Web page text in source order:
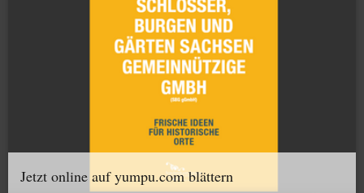
Jetzt online auf yumpu.com blättern